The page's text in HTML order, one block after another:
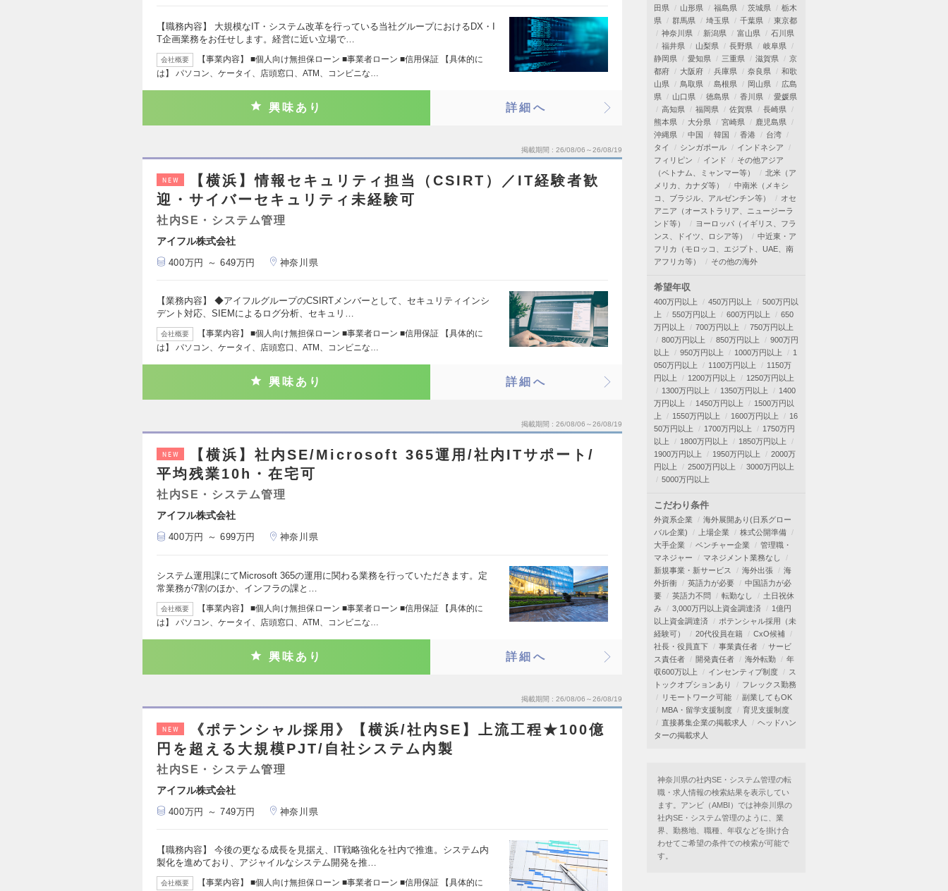
【職務内容】 大規模なIT・システム改革を行っている当社グループにおけるDX・I
T企画業務をお任せします。経営に近い立場で…
会社概要
【事業内容】 ■個人向け無担保ローン ■事業者ローン ■信用保証 【具体的に
は】 パソコン、ケータイ、店頭窓口、ATM、コンビニな…
興味あり 詳細へ
掲載期間 26/08/06～26/08/19
NEW
【横浜】情報セキュリティ担当（CSIRT）／IT経験者歓
迎・サイバーセキュリティ未経験可
社内SE・システム管理
アイフル株式会社
400万円 ～ 649万円 神奈川県
【業務内容】 ◆アイフルグループのCSIRTメンバーとして、セキュリティインシ
デント対応、SIEMによるログ分析、セキュリ…
会社概要
【事業内容】 ■個人向け無担保ローン ■事業者ローン ■信用保証 【具体的に
は】 パソコン、ケータイ、店頭窓口、ATM、コンビニな…
興味あり 詳細へ
掲載期間 26/08/06～26/08/19
NEW
【横浜】社内SE/Microsoft 365運用/社内ITサポート/
平均残業10h・在宅可
社内SE・システム管理
アイフル株式会社
400万円 ～ 699万円 神奈川県
システム運用課にてMicrosoft 365の運用に関わる業務を行っていただきます。定
常業務が7割のほか、インフラの課と…
会社概要
【事業内容】 ■個人向け無担保ローン ■事業者ローン ■信用保証 【具体的に
は】 パソコン、ケータイ、店頭窓口、ATM、コンビニな…
興味あり 詳細へ
掲載期間 26/08/06～26/08/19
NEW
《ポテンシャル採用》【横浜/社内SE】上流工程★100億
円を超える大規模PJT/自社システム内製
社内SE・システム管理
アイフル株式会社
400万円 ～ 749万円 神奈川県
【職務内容】 今後の更なる成長を見据え、IT戦略強化を社内で推進。システム内
製化を進めており、アジャイルなシステム開発を推…
会社概要
【事業内容】 ■個人向け無担保ローン ■事業者ローン ■信用保証 【具体的に
田県
山形県 福島県 茨城県
栃木
県
群馬県 埼玉県 千葉県
東京都
神奈川県
新潟県 富山県
石川県
福井県
山梨県 長野県
岐阜県
静岡県
愛知県 三重県 滋賀県
京
都府
大阪府 兵庫県 奈良県
和歌
山県
鳥取県 島根県 岡山県
広島
県
山口県 徳島県 香川県
愛媛県
高知県
福岡県 佐賀県
長崎県
熊本県
大分県 宮崎県
鹿児島県
沖縄県
中国 韓国 香港
台湾
タイ
シンガポール
インドネシア
フィリピン
インド
その他アジア
（ベトナム、ミャンマー等）
北米（ア
メリカ、カナダ等）
中南米（メキシ
コ、ブラジル、アルゼンチン等）
オセ
アニア（オーストラリア、ニュージーラ
ンド等）
ヨーロッパ（イギリス、フラ
ンス、ドイツ、ロシア等）
中近東・ア
フリカ（モロッコ、エジプト、UAE、南
アフリカ等）
その他の海外
希望年収
400万円以上 450万円以上
500万円以
上
550万円以上 600万円以上
650
万円以上
700万円以上
750万円以上
800万円以上
850万円以上
900万円
以上
950万円以上 1000万円以上
1
050万円以上
1100万円以上
1150万
円以上
1200万円以上
1250万円以上
1300万円以上
1350万円以上
1400
万円以上
1450万円以上
1500万円以
上
1550万円以上 1600万円以上
16
50万円以上
1700万円以上
1750万円
以上
1800万円以上
1850万円以上
1900万円以上
1950万円以上
2000万
円以上
2500万円以上
3000万円以上
5000万円以上
こだわり条件
外資系企業
海外展開あり(日系グロー
バル企業)
上場企業
株式公開準備
大手企業
ベンチャー企業
管理職・
マネジャー
マネジメント業務なし
新規事業・新サービス
海外出張
海
外折衝
英語力が必要
中国語力が必
要
英語力不問 転勤なし
土日祝休
み
3,000万円以上資金調達済
1億円
以上資金調達済
ポテンシャル採用（未
経験可）
20代役員在籍
CxO候補
社長・役員直下
事業責任者
サービ
ス責任者
開発責任者 海外転勤
年
収600万以上
インセンティブ制度
ス
トックオプションあり
フレックス勤務
リモートワーク可能
副業してもOK
MBA・留学支援制度
育児支援制度
直接募集企業の掲載求人
ヘッドハン
ターの掲載求人
神奈川県の社内SE・システム管理の転
職・求人情報の検索結果を表示してい
ます。アンビ（AMBI）では神奈川県の
社内SE・システム管理のように、業
界、勤務地、職種、年収などを掛け合
わせてご希望の条件での検索が可能で
す。